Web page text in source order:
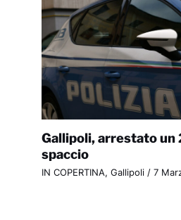
Gallipoli, arrestato un
spaccio
IN COPERTINA, Gallipoli/ 7